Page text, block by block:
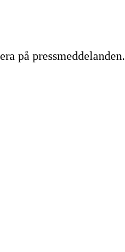
på pressmeddelanden.